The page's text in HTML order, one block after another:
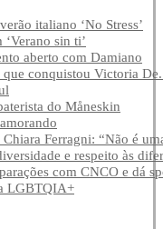
italiano ‘No Stress’
sin ti’
aberto com Damiano
que conquistou Victoria
do Måneskin
Ferragni: “Não é
e respeito às
com CNCO e dá
LGBTQIA+